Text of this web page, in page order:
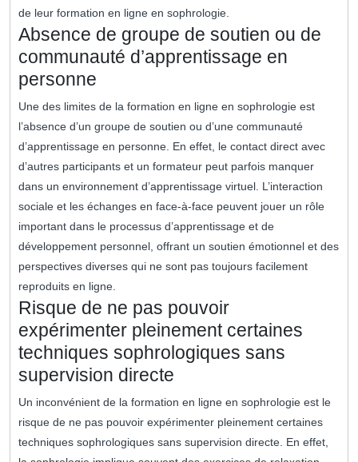
de leur formation en ligne en sophrologie.
Absence de groupe de soutien ou de
communauté d’apprentissage en
personne
Une des limites de la formation en ligne en sophrologie est
l’absence d’un groupe de soutien ou d’une communauté
d’apprentissage en personne. En effet, le contact direct avec
d’autres participants et un formateur peut parfois manquer
dans un environnement d’apprentissage virtuel. L’interaction
sociale et les échanges en face-à-face peuvent jouer un rôle
important dans le processus d’apprentissage et de
développement personnel, offrant un soutien émotionnel et des
perspectives diverses qui ne sont pas toujours facilement
reproduits en ligne.
Risque de ne pas pouvoir
expérimenter pleinement certaines
techniques sophrologiques sans
supervision directe
Un inconvénient de la formation en ligne en sophrologie est le
risque de ne pas pouvoir expérimenter pleinement certaines
techniques sophrologiques sans supervision directe. En effet,